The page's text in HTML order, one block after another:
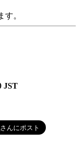
。
JST